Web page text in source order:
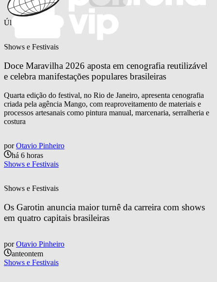
Últimas notícias
Shows e Festivais
Doce Maravilha 2026 aposta em cenografia reutilizável
e celebra manifestações populares brasileiras
Quarta edição do festival, no Rio de Janeiro, apresenta cenografia
criada pela agência Mango, com reaproveitamento de materiais e
processos artesanais como pintura manual, marcenaria, serralheria e
costura
por Otavio Pinheiro
há 6 horas
Shows e Festivais
Shows e Festivais
Os Garotin anuncia maior turnê da carreira com shows
em quatro capitais brasileiras
por Otavio Pinheiro
anteontem
Shows e Festivais